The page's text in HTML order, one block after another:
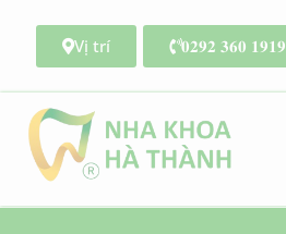
Vị trí 𝟎𝟐𝟗𝟐 𝟑𝟔𝟎 𝟏𝟗𝟏𝟗